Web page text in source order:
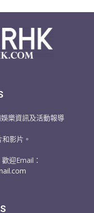
樂資訊及活動報導
影片。
迎Email：